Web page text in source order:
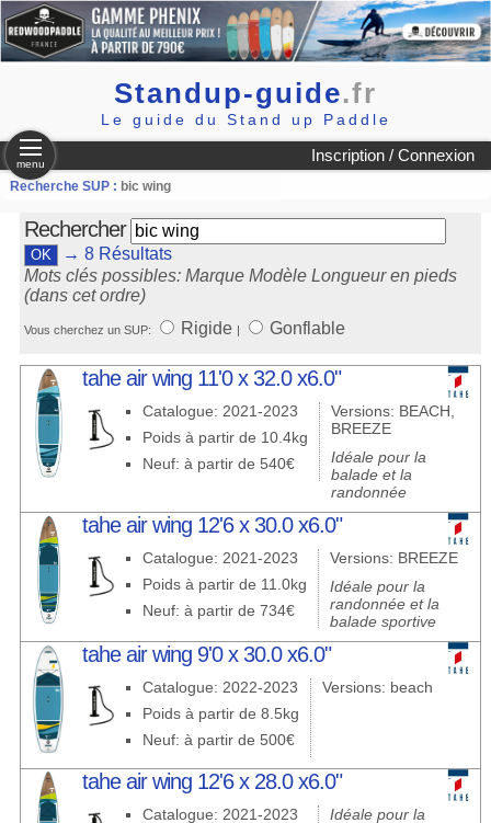
Standup-guide.fr
Le guide du Stand up Paddle
Inscription / Connexion
menu
Recherche SUP : bic wing
Rechercher
→ 8 Résultats
Mots clés possibles: Marque Modèle Longueur en pieds
(dans cet ordre)
Vous cherchez un SUP: Rigide | Gonflable
tahe air wing 11'0 x 32.0 x6.0"
Catalogue: 2021-2023
Poids à partir de 10.4kg
Neuf: à partir de 540€
Versions: BEACH,
BREEZE
Idéale pour la
balade et la
randonnée
tahe air wing 12'6 x 30.0 x6.0"
Catalogue: 2021-2023
Poids à partir de 11.0kg
Neuf: à partir de 734€
Versions: BREEZE
Idéale pour la
randonnée et la
balade sportive
tahe air wing 9'0 x 30.0 x6.0"
Catalogue: 2022-2023
Poids à partir de 8.5kg
Neuf: à partir de 500€
Versions: beach
tahe air wing 12'6 x 28.0 x6.0"
Catalogue: 2021-2023
Idéale pour la